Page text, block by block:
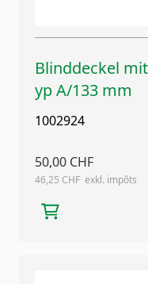
Blinddeckel
yp A/133 mm
1002924
50,00 CHF
46,25 CHF